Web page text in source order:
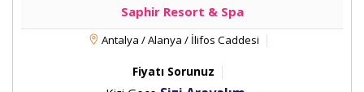
Saphir Resort & Spa
Antalya / Alanya / İlifos Caddesi
Fiyatı Sorunuz